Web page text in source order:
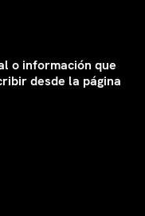
o información que
desde la página